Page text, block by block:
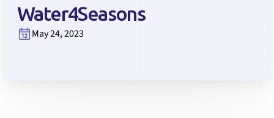
Water4Seasons
May 24, 2023